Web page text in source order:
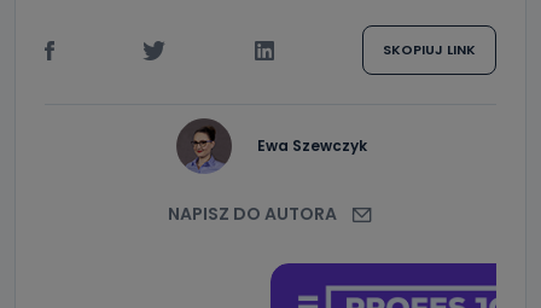
SKOPIUJ LINK
Ewa Szewczyk
NAPISZ DO AUTORA